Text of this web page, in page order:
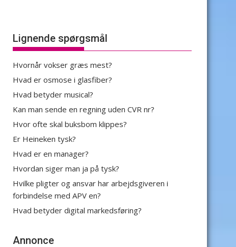
Lignende spørgsmål
Hvornår vokser græs mest?
Hvad er osmose i glasfiber?
Hvad betyder musical?
Kan man sende en regning uden CVR nr?
Hvor ofte skal buksbom klippes?
Er Heineken tysk?
Hvad er en manager?
Hvordan siger man ja på tysk?
Hvilke pligter og ansvar har arbejdsgiveren i
forbindelse med APV en?
Hvad betyder digital markedsføring?
Annonce